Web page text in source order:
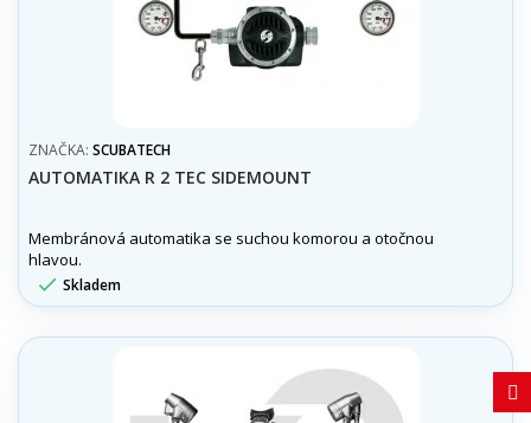
ZNAČKA: SCUBATECH
AUTOMATIKA R 2 TEC SIDEMOUNT
Membránová automatika se suchou komorou a otočnou
hlavou.
 Skladem